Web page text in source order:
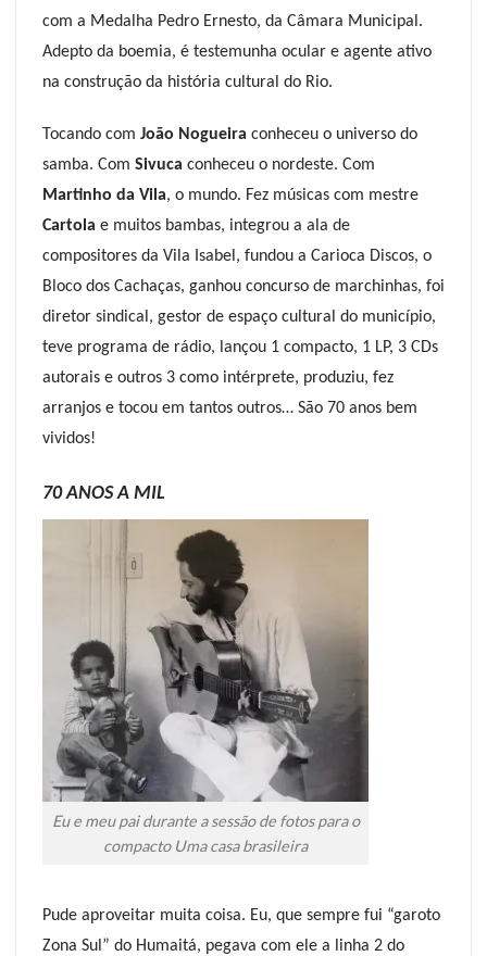
com a Medalha Pedro Ernesto, da Câmara Municipal.
Adepto da boemia, é testemunha ocular e agente ativo
na construção da história cultural do Rio.
Tocando com João Nogueira conheceu o universo do
samba. Com Sivuca conheceu o nordeste. Com
Martinho da Vila, o mundo. Fez músicas com mestre
Cartola e muitos bambas, integrou a ala de
compositores da Vila Isabel, fundou a Carioca Discos, o
Bloco dos Cachaças, ganhou concurso de marchinhas, foi
diretor sindical, gestor de espaço cultural do município,
teve programa de rádio, lançou 1 compacto, 1 LP, 3 CDs
autorais e outros 3 como intérprete, produziu, fez
arranjos e tocou em tantos outros… São 70 anos bem
vividos!
70 ANOS A MIL
Eu e meu pai durante a sessão de fotos para o
compacto Uma casa brasileira
Pude aproveitar muita coisa. Eu, que sempre fui “garoto
Zona Sul” do Humaitá, pegava com ele a linha 2 do